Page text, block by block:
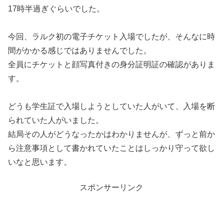
17時半過ぎぐらいでした。
今回、ラルク初の電子チケット入場でしたが、そんなに時
間がかかる感じではありませんでした。
全員にチケットと顔写真付きの身分証明証の確認がありま
す。
どうも学生証で入場しようとしていた人がいて、入場を断
られていた人がいました。
結局その人がどうなったかはわかりませんが、ずっと前か
ら注意事項として書かれていたことはしっかり守って欲し
いなと思います。
スポンサーリンク